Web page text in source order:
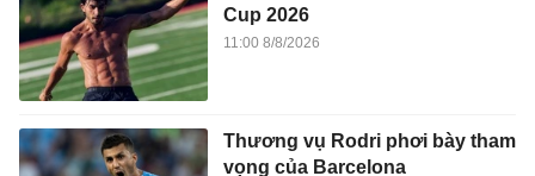
Cup 2026
11:00 8/8/2026
Thương vụ Rodri phơi bày tham
vọng của Barcelona